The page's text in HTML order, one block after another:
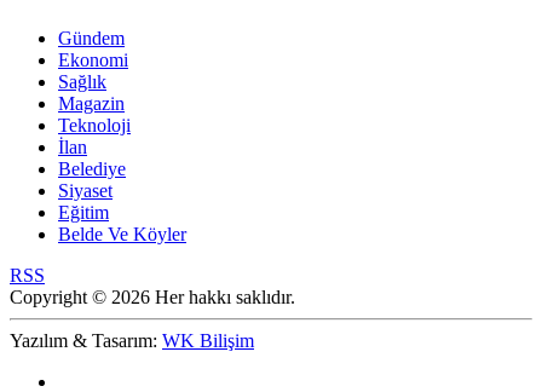
Gündem
Ekonomi
Sağlık
Magazin
Teknoloji
İlan
Belediye
Siyaset
Eğitim
Belde Ve Köyler
RSS
Copyright © 2026 Her hakkı saklıdır.
Yazılım & Tasarım: WK Bilişim